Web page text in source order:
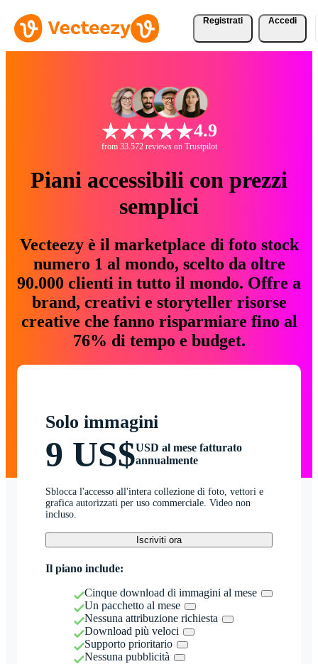
Registrati Accedi
4.9
from 33.572 reviews on Trustpilot
Piani accessibili con prezzi
semplici
Vecteezy è il marketplace di foto stock
numero 1 al mondo, scelto da oltre
90.000 clienti in tutto il mondo. Offre a
brand, creativi e storyteller risorse
creative che fanno risparmiare fino al
76% di tempo e budget.
Solo immagini
9 US$USD al mese fatturato
annualmente
Sblocca l'accesso all'intera collezione di foto, vettori e
grafica autorizzati per uso commerciale. Video non
incluso.
Iscriviti ora
Il piano include:
Cinque download di immagini al mese
Un pacchetto al mese
Nessuna attribuzione richiesta
Download più veloci
Supporto prioritario
Nessuna pubblicità